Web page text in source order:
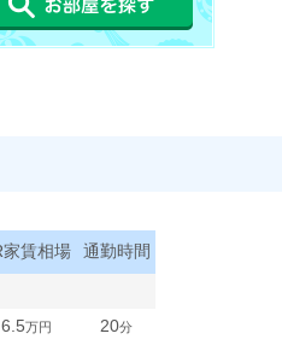
家賃相場 通勤時間
6.5万円 20分